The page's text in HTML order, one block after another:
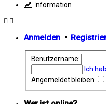
Information
Anmelden •
Benutzername:
Ich
Angemeldet bleiben